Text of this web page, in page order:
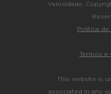
Velocidade.
Política de
Termos e
This website is
associated in any